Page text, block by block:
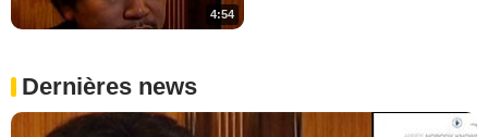
4:54
Dernières news